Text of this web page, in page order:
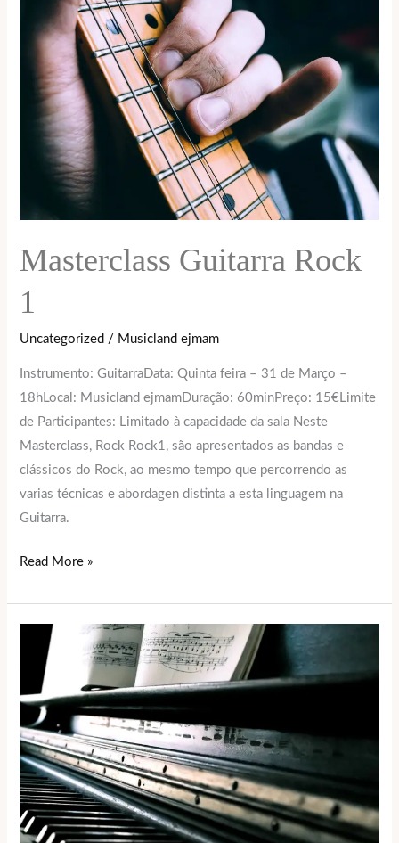
Masterclass Guitarra Rock
1
Uncategorized / Musicland ejmam
Instrumento: GuitarraData: Quinta feira – 31 de Março –
18hLocal: Musicland ejmamDuração: 60minPreço: 15€Limite
de Participantes: Limitado à capacidade da sala Neste
Masterclass, Rock Rock1, são apresentados as bandas e
clássicos do Rock, ao mesmo tempo que percorrendo as
varias técnicas e abordagen distinta a esta linguagem na
Guitarra.
Guitarra
Rock
Read More »
Masterclass
Piano
Rock